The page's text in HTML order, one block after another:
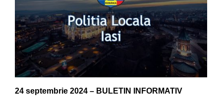
24 septembrie 2024 – BULETIN INFORMATIV